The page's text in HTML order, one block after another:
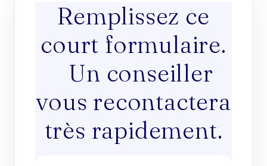
Remplissez ce
court formulaire.
Un conseiller
vous recontactera
très rapidement.